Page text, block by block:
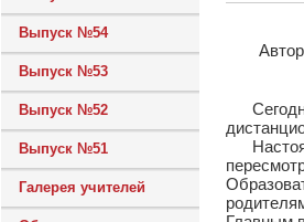
Выпуск №54
Выпуск №53
Выпуск №52
Выпуск №51
Галерея учителей
Сегодня